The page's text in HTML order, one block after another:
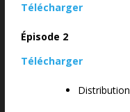
Télécharger
Épisode 2
Télécharger
Distribution